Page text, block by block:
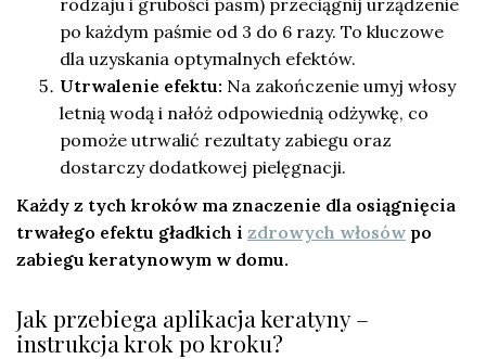
po każdym paśmie od 3 do 6 razy. To kluczowe
dla uzyskania optymalnych efektów.
Utrwalenie efektu: Na zakończenie umyj włosy
letnią wodą i nałóż odpowiednią odżywkę, co
pomoże utrwalić rezultaty zabiegu oraz
dostarczy dodatkowej pielęgnacji.
Każdy z tych kroków ma znaczenie dla osiągnięcia
trwałego efektu gładkich i zdrowych włosów po
zabiegu keratynowym w domu.
Jak przebiega aplikacja keratyny –
instrukcja krok po kroku?